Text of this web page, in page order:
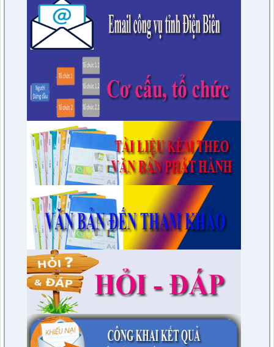
76/KH-HĐND
Kế hoạch Học tập, trao đổi kinh nghiệm năm 2023 của HĐND
huyện khóa XXI, nhiệm kỳ 2021 - 2026 tại các huyện thuộc
các tỉnh phía Nam
lượt xem: 15584 | lượt tải:1681
6/KH-BPC
Kế hoạch giám sát việc thực hiện các quy định của pháp luật
về công tác thi hành án dân sự trên địa bàn huyện năm 2021,
lượt xem: 3453 | lượt tải:974
7/QĐ-BPC
Quyết định thành lập đoàn giám sát việc thực hiện các quy
định của pháp luật về công tác thi hành án dân sự trên địa
bàn huyện năm 2021, 2022
lượt xem: 3387 | lượt tải:597
230/CTr-TT HĐND
Chương trình công tác tháng 03/2023 của TT HĐND
lượt xem: 3379 | lượt tải:461
1/NQ-TTHĐND
Nghị quyết V/v: Điều chỉnh cục bộ quy hoạch chi tiết xây dựng
tỷ lệ 1/500 Khu trung tâm thị trấn Tuần Giáo huyện Tuần Giáo
tỉnh Điện Biên ( Khu dân cư số 1 Thị trấn Tuần Giáo; Khu dân
cư số 2 Thị trấn Tuần Giáo; Khu dân cư mới số 3
lượt xem: 2803 | lượt tải:1457
2/CV-BDT
Đề xuất chuyên đề giám sát năm 2024